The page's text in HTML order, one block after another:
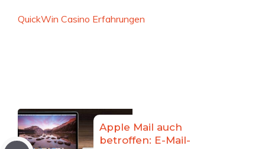
QuickWin Casino Erfahrungen
Apple Mail auch
betroffen: E-Mail-